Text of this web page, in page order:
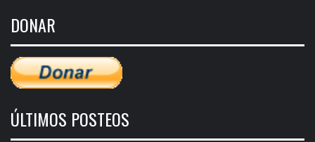
entradas
DONAR
ÚLTIMOS POSTEOS